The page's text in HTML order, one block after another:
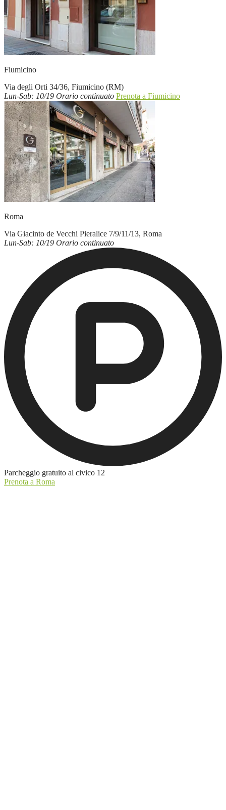
Fiumicino
Via degli Orti 34/36, Fiumicino (RM)
Lun-Sab: 10/19 Orario continuato Prenota a Fiumicino
Roma
Via Giacinto de Vecchi Pieralice 7/9/11/13, Roma
Lun-Sab: 10/19 Orario continuato
Parcheggio gratuito al civico 12
Prenota a Roma